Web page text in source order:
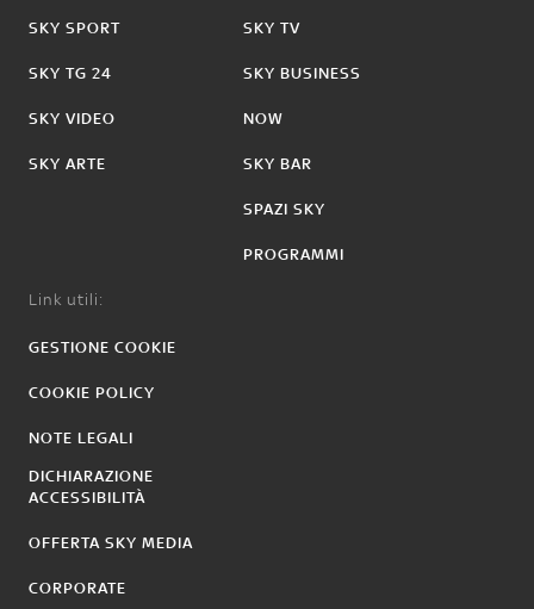
SKY SPORT
SKY TG 24
SKY VIDEO
SKY ARTE
SKY TV
SKY BUSINESS
NOW
SKY BAR
SPAZI SKY
PROGRAMMI
Link utili:
GESTIONE COOKIE
COOKIE POLICY
NOTE LEGALI
DICHIARAZIONE
ACCESSIBILITÀ
OFFERTA SKY MEDIA
CORPORATE